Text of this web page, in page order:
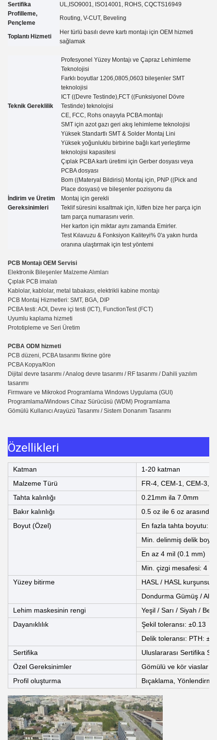
Sertifika
UL, ISO9001, ISO14001, ROHS, CQCTS16949
Profilleme,
Pençleme
Routing, V-CUT, Beveling
Toplantı Hizmeti
Her türlü basılı devre kartı montajı için OEM hizmeti
sağlamak
Teknik Gereklilik
Profesyonel Yüzey Montajı ve Çapraz Lehimleme
Teknolojisi
Farklı boyutlar 1206,0805,0603 bileşenler SMT
teknolojisi
ICT ((Devre Testinde),FCT ((Funksiyonel Dövre
Testinde) teknolojisi
CE, FCC, Rohs onayıyla PCBA montajı
SMT için azot gazı geri akış lehimleme teknolojisi
Yüksek Standartlı SMT & Solder Montaj Lini
Yüksek yoğunluklu birbirine bağlı kart yerleştirme
teknolojisi kapasitesi
İndirim ve Üretim
Gereksinimleri
Çıplak PCBA kartı üretimi için Gerber dosyası veya
PCBA dosyası
Bom ((Materyal Bildirisi) Montaj için, PNP ((Pick and
Place dosyası) ve bileşenler pozisyonu da
Montaj için gerekli
Teklif süresini kısaltmak için, lütfen bize her parça için
tam parça numarasını verin.
Her karton için miktar aynı zamanda Emirler.
Test Kılavuzu & Fonksiyon Kaliteyi% 0'a yakın hurda
oranına ulaştırmak için test yöntemi
PCB Montajı OEM Servisi
Elektronik Bileşenler Malzeme Alımları
Çıplak PCB imalatı
Kablolar, kablolar, metal tabakası, elektrikli kabine montajı
PCB Montaj Hizmetleri: SMT, BGA, DIP
PCBA testi: AOI, Devre içi testi (ICT), FunctionTest (FCT)
Uyumlu kaplama hizmeti
Prototipleme ve Seri Üretim
PCBA ODM hizmeti
PCB düzeni, PCBA tasarımı fikrine göre
PCBA Kopya/Klon
Dijital devre tasarımı / Analog devre tasarımı / RF tasarımı / Dahili yazılım
tasarımı
Firmware ve Mikrokod Programlama Windows Uygulama (GUI)
Programlama/Windows Cihaz Sürücüsü (WDM) Programlama
Gömülü Kullanıcı Arayüzü Tasarımı / Sistem Donanım Tasarımı
Özellikleri
Katman
1-20 katman
Malzeme Türü
FR-4, CEM-1, CEM-3,
Tahta kalınlığı
0.21mm ila 7.0mm
Bakır kalınlığı
0.5 oz ile 6 oz arasında
Boyut (Özel)
En fazla tahta boyutu:
Min. delinmiş delik
En az 4 mil (0.1 mm)
Min. çizgi mesafesi: 4
Yüzey bitirme
HASL / HASL
Dondurma Gümüş /
Lehim maskesinin rengi
Yeşil / Sarı / Siyah /
Dayanıklılık
Şekil toleransı: ±0.13
Delik toleransı: PTH:
Sertifika
Uluslararası Sertifika
Özel Gereksinimler
Gömülü ve kör viaslar +
Profil oluşturma
Bıçaklama,